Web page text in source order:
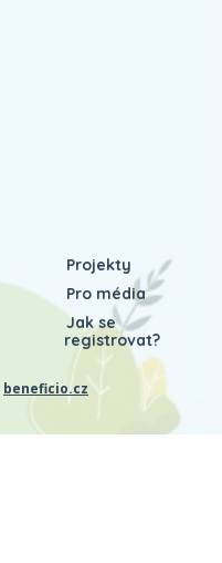
Projekty
Pro média
Jak se
registrovat?
beneficio.cz